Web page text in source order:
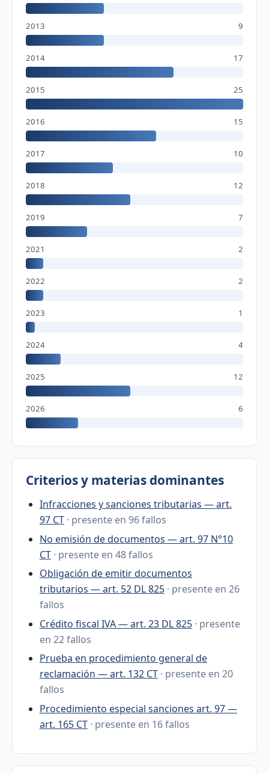
2013 9
2014 17
2015 25
2016 15
2017 10
2018 12
2019 7
2021 2
2022 2
2023 1
2024 4
2025 12
2026 6
Criterios y materias dominantes
Infracciones y sanciones tributarias — art.
97 CT · presente en 96 fallos
No emisión de documentos — art. 97 N°10
CT · presente en 48 fallos
Obligación de emitir documentos
tributarios — art. 52 DL 825 · presente en 26
fallos
Crédito fiscal IVA — art. 23 DL 825 · presente
en 22 fallos
Prueba en procedimiento general de
reclamación — art. 132 CT · presente en 20
fallos
Procedimiento especial sanciones art. 97 —
art. 165 CT · presente en 16 fallos